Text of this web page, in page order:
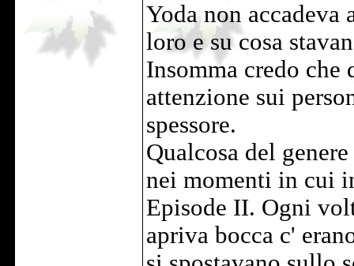
Yoda non
loro e su cosa
Insomma credo che
attenzione sui
spessore.
Qualcosa del
nei momenti in cui
Episode II. Ogni
apriva bocca c'